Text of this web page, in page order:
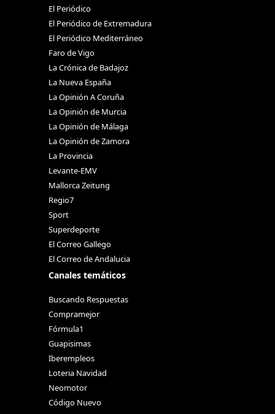
El Periódico
El Periódico de Extremadura
El Periódico Mediterráneo
Faro de Vigo
La Crónica de Badajoz
La Nueva España
La Opinión A Coruña
La Opinión de Murcia
La Opinión de Málaga
La Opinión de Zamora
La Provincia
Levante-EMV
Mallorca Zeitung
Regio7
Sport
Superdeporte
El Correo Gallego
El Correo de Andalucia
Canales temáticos
Buscando Respuestas
Compramejor
Fórmula1
Guapisimas
Iberempleos
Loteria Navidad
Neomotor
Código Nuevo